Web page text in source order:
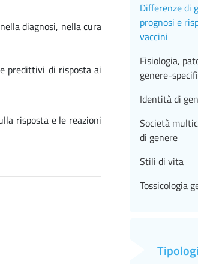
diagnosi, nella cura
predittivi di risposta ai
risposta e le reazioni
Differenze di
prognosi e
vaccini
Fisiologia,
genere-
Identità di
Società
di genere
Stili di vita
Tossicologia